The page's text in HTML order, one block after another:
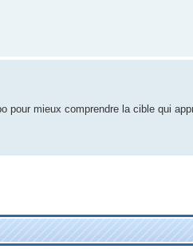
pour mieux comprendre la cible qui